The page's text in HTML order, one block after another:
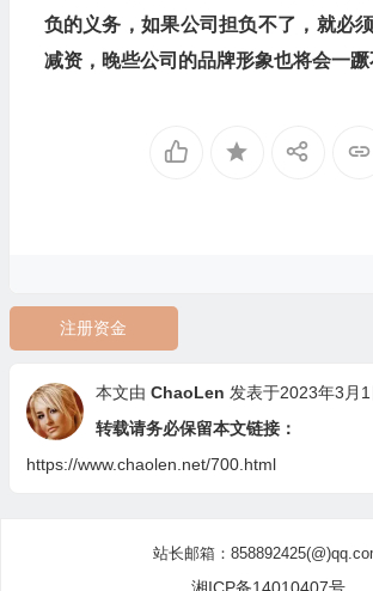
负的义务，如果公司担负不了，就必
减资，晚些公司的品牌形象也将会一蹶
注册资金
本文由 ChaoLen 发表于2023年3月
转载请务必保留本文链接：
https://www.chaolen.net/700.html
站长邮箱：